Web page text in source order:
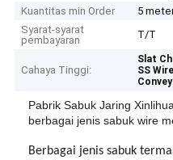
Kuantitas min Order
5
Syarat-syarat
pembayaran
T/T
Cahaya Tinggi:
Slat
SS
Pabrik Sabuk Jaring
berbagai jenis sabuk wire
Berbagai jenis sabuk